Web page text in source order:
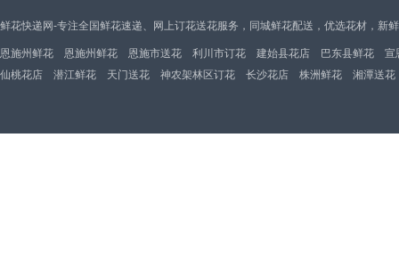
鲜花快递网-专注全国鲜花速递、网上订花送花服务，同城鲜花配送，优选花材，新
恩施州鲜花 恩施州鲜花 恩施市送花 利川市订花 建始县花店 巴东县鲜花
宣
仙桃花店
潜江鲜花 天门送花 神农架林区订花 长沙花店 株洲鲜花 湘潭送花